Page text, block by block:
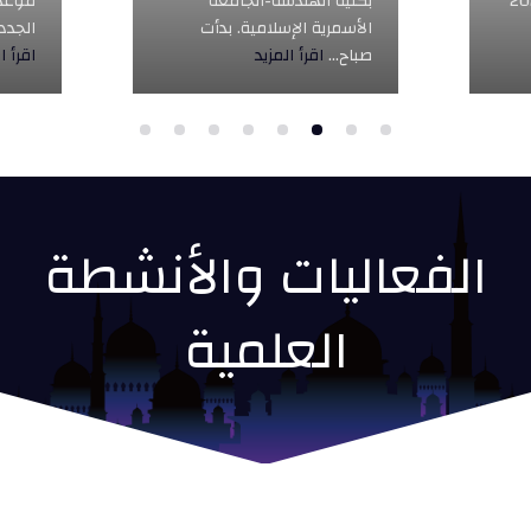
الأسمرية الإسلامية. بدأت
صباح...اقرأ المزيد
الجدد.
اقرأ المزيد
الفعاليات والأنشطة
العلمية